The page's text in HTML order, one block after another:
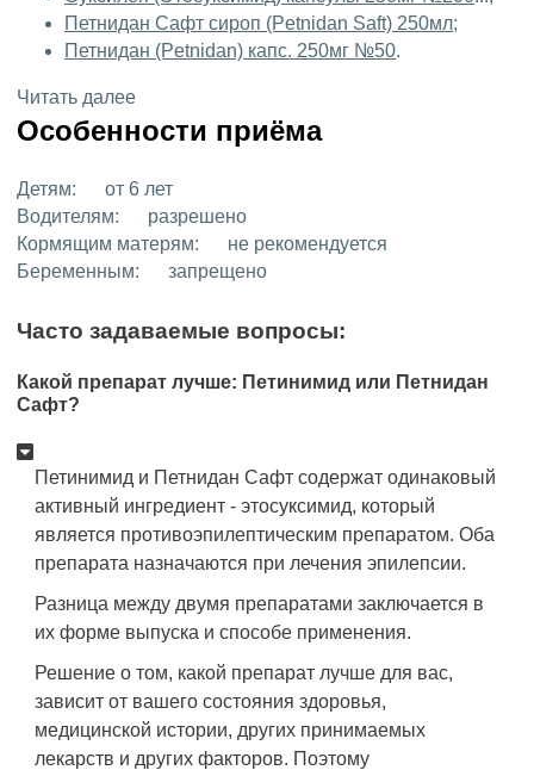
Петнидан Сафт сироп (Petnidan Saft) 250мл;
Петнидан (Petnidan) капс. 250мг №50.
Читать далее
Особенности приёма
Детям:
от 6 лет
Водителям:
разрешено
Кормящим матерям:
не рекомендуется
Беременным:
запрещено
Часто задаваемые вопросы:
Какой препарат лучше: Петинимид или Петнидан
Сафт?
Петинимид и Петнидан Сафт содержат одинаковый
активный ингредиент - этосуксимид, который
является противоэпилептическим препаратом. Оба
препарата назначаются при лечения эпилепсии.
Разница между двумя препаратами заключается в
их форме выпуска и способе применения.
Решение о том, какой препарат лучше для вас,
зависит от вашего состояния здоровья,
медицинской истории, других принимаемых
лекарств и других факторов. Поэтому